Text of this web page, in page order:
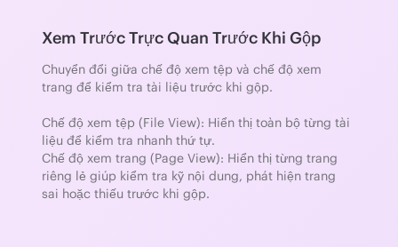
Xem Trước Trực Quan Trước Khi Gộp
Chuyển đổi giữa chế độ xem tệp và chế độ xem
trang để kiểm tra tài liệu trước khi gộp.
Chế độ xem tệp (File View): Hiển thị toàn bộ từng tài
liệu để kiểm tra nhanh thứ tự.
Chế độ xem trang (Page View): Hiển thị từng trang
riêng lẻ giúp kiểm tra kỹ nội dung, phát hiện trang
sai hoặc thiếu trước khi gộp.